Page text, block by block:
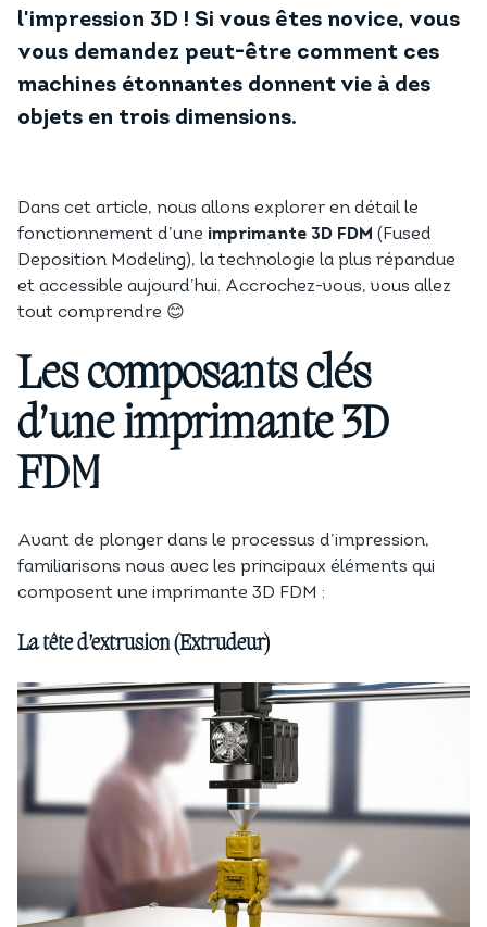
l'impression 3D ! Si vous êtes novice, vous
vous demandez peut-être comment ces
machines étonnantes donnent vie à des
objets en trois dimensions.
Dans cet article, nous allons explorer en détail le
fonctionnement d’une imprimante 3D FDM (Fused
Deposition Modeling), la technologie la plus répandue
et accessible aujourd’hui. Accrochez-vous, vous allez
tout comprendre 😊
Les composants clés
d’une imprimante 3D
FDM
Avant de plonger dans le processus d’impression,
familiarisons nous avec les principaux éléments qui
composent une imprimante 3D FDM :
La tête d’extrusion (Extrudeur)